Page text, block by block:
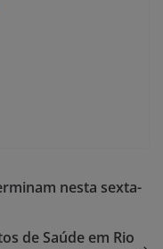
nesta sexta-
de Saúde em Rio